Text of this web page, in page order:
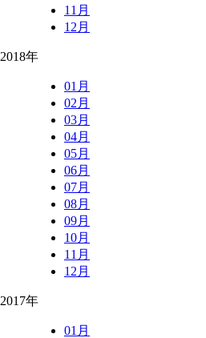
11月
12月
2018年
01月
02月
03月
04月
05月
06月
07月
08月
09月
10月
11月
12月
2017年
01月